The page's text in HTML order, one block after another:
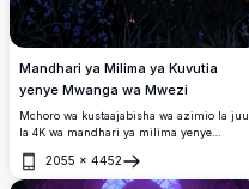
Mandhari ya Milima ya Kuvutia
yenye Mwanga wa Mwezi
Mchoro wa kustaajabisha wa azimio la juu
la 4K wa mandhari ya milima yenye
usiku lenye uchangamfu na mwezi mpevu
unaong’aa. Eneo hilo lina milima
2055 × 4452
Fungua